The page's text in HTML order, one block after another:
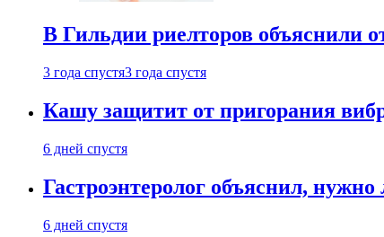
В Гильдии риелторов объяснили
3 года спустя3 года спустя
Кашу защитит от пригорания
6 дней спустя
Гастроэнтеролог объяснил,
6 дней спустя